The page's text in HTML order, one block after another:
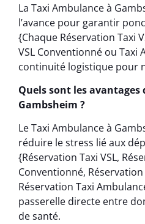
La Taxi Ambulance à
l’avance pour garantir
{Chaque Réservation Taxi
VSL Conventionné ou Taxi
continuité logistique pour
Quels sont les avantages
Gambsheim ?
Le Taxi Ambulance à
réduire le stress lié aux
{Réservation Taxi VSL,
Conventionné,
Réservation Taxi
passerelle directe entre
de santé.